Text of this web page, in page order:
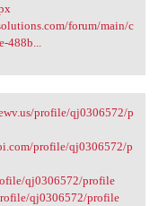
forum/main/c
profile/qj0306572/p
profile/qj0306572/p
qj0306572/profile
qj0306572/profile